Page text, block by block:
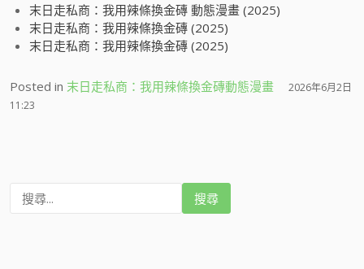
末日走私商：我用辣條換金磚 動態漫畫 (2025)
末日走私商：我用辣條換金磚 (2025)
末日走私商：我用辣條換金磚 (2025)
Posted in 末日走私商：我用辣條換金磚動態漫畫
2026年6月2日
11:23